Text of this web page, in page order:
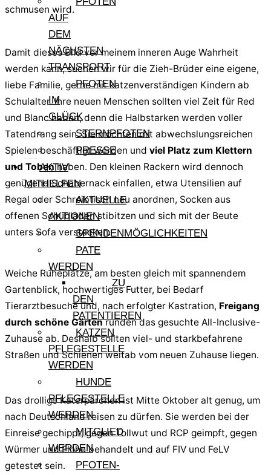
AUF
DEM
NÄCHSTEN
TRANSPORT
PFOTEN
IM
GLÜCK
STERNPFOTEN
PRESSE
AKTIV
MITHELFEN
AKTUELLE
AKTIONEN
SPENDENMÖGLICHKEITEN
PATE
WERDEN
ZU
DEN
PATENTIEREN
KATZEN
PFLEGESTELLE
WERDEN
HUNDE
PFLEGESTELLE
WERDEN
MITGLIED
WERDEN
PFOTEN-
schmusen wird.
Damit dieses Bild vor meinem inneren Auge Wahrheit
werden kann, suchen wir für die Zieh-Brüder eine eigene,
liebe Familie, gerne mit katzenverständigen Kindern ab
Schulalter. Ihre neuen Menschen sollten viel Zeit für Red
und Blanc haben, denn die Halbstarken werden voller
Tatendrang sein. Sie möchten mit abwechslungsreichen
Spielen beschäftigt werden und viel Platz zum Klettern
und Tobenhaben. Den kleinen Rackern wird dennoch
genügend Schabernack einfallen, etwa Utensilien auf
Regal oder Schreibtisch neu anordnen, Socken aus
offenen Schubladen stibitzen und sich mit der Beute
unters Sofa verstecken.
Weiche Ruheplätze, am besten gleich mit spannendem
Gartenblick, hochwertiges Futter, bei Bedarf
Tierarztbesuche und, nach erfolgter Kastration, Freigang
durch schöne Gärtenrunden das gesuchte All-Inclusive-
Zuhause ab. Deshalb sollten viel- und starkbefahrene
Straßen und Schienen weitab vom neuen Zuhause liegen.
Das drollige Katerpärchen ist Mitte Oktober alt genug, um
nach Deutschland reisen zu dürfen. Sie werden bei der
Einreise gechippt, gegen Tollwut und RCP geimpft, gegen
Würmer und Flöhe behandelt und auf FIV und FeLV
getestet sein.